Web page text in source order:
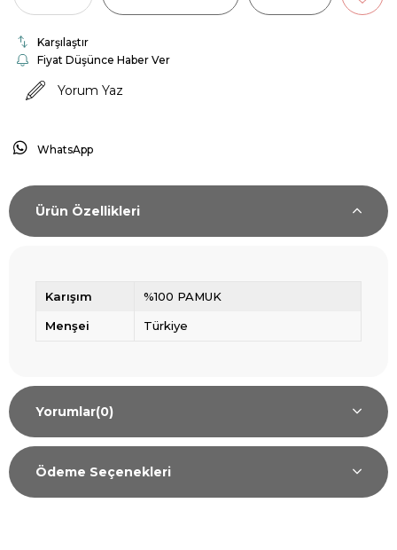
Karşılaştır
Fiyat Düşünce Haber Ver
Yorum Yaz
WhatsApp
Ürün Özellikleri
Karışım %100 PAMUK
Menşei Türkiye
Yorumlar(0)
Ödeme Seçenekleri